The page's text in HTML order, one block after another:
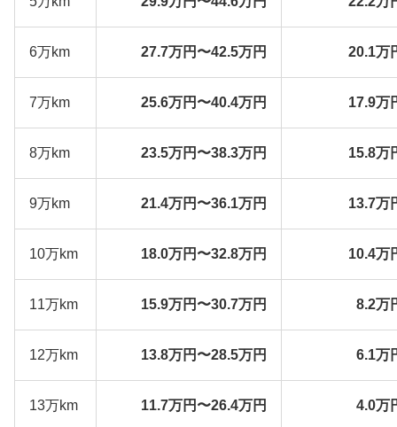
6万km 27.7万円〜42.5万円 20.1万
7万km 25.6万円〜40.4万円 17.9万
8万km 23.5万円〜38.3万円 15.8万
9万km 21.4万円〜36.1万円 13.7万
10万km 18.0万円〜32.8万円 10.4万
11万km 15.9万円〜30.7万円 8.2万
12万km 13.8万円〜28.5万円 6.1万
13万km 11.7万円〜26.4万円 4.0万